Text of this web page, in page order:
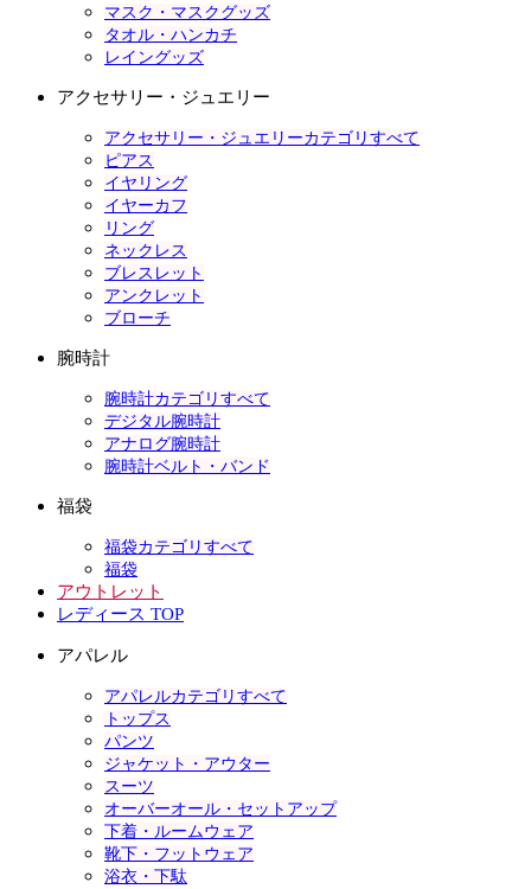
マスク・マスクグッズ
タオル・ハンカチ
レイングッズ
アクセサリー・ジュエリー
アクセサリー・ジュエリーカテゴリすべて
ピアス
イヤリング
イヤーカフ
リング
ネックレス
ブレスレット
アンクレット
ブローチ
腕時計
腕時計カテゴリすべて
デジタル腕時計
アナログ腕時計
腕時計ベルト・バンド
福袋
福袋カテゴリすべて
福袋
アウトレット
レディース TOP
アパレル
アパレルカテゴリすべて
トップス
パンツ
ジャケット・アウター
スーツ
オーバーオール・セットアップ
下着・ルームウェア
靴下・フットウェア
浴衣・下駄